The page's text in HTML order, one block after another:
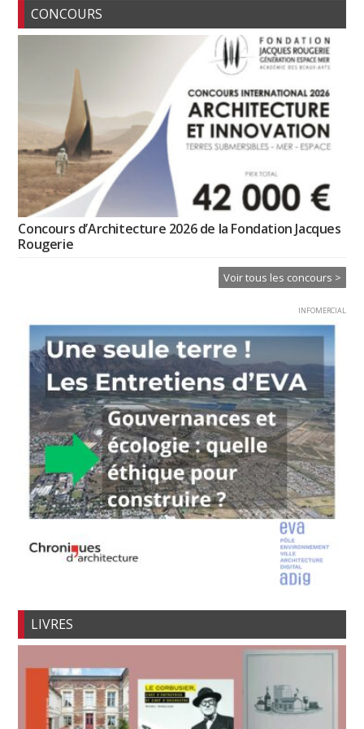
CONCOURS
Concours d’Architecture 2026 de la Fondation Jacques
Rougerie
Voir tous les concours >
INFOMERCIAL
LIVRES